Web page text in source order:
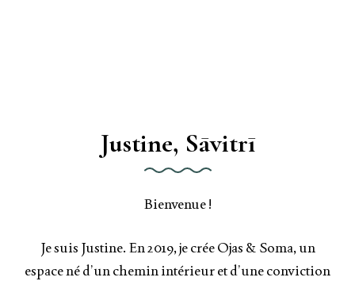
Justine, Sāvitrī
Bienvenue !
Je suis Justine. En 2019, je crée Ojas & Soma, un
espace né d’un chemin intérieur et d’une conviction